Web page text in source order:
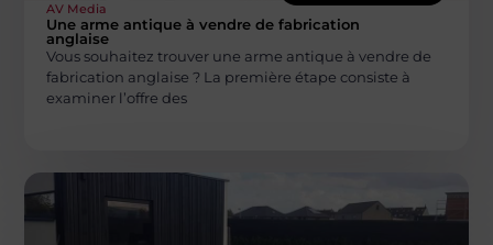
AV Media
Une arme antique à vendre de fabrication
anglaise
Vous souhaitez trouver une arme antique à vendre de
fabrication anglaise ? La première étape consiste à
examiner l’offre des